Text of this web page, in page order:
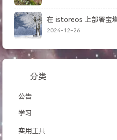
在 istoreos 上部署宝
2024-12-26
分类
公告
学习
实用工具